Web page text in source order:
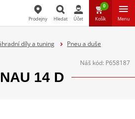
Hledat
Prodejny Hledat Účet
0
Košík Menu
díly a tuning
Pneu a duše
Náš kód: P658187
14 D